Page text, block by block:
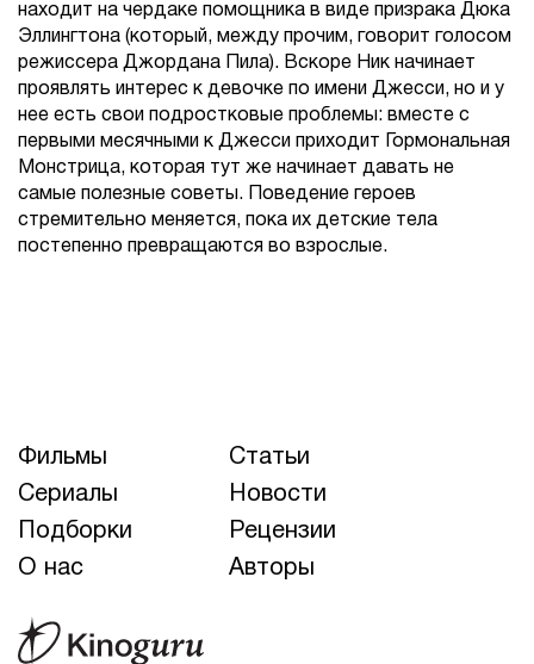
находит на чердаке помощника в виде призрака Дюка
Эллингтона (который, между прочим, говорит голосом
режиссера Джордана Пила). Вскоре Ник начинает
проявлять интерес к девочке по имени Джесси, но и у
нее есть свои подростковые проблемы: вместе с
первыми месячными к Джесси приходит Гормональная
Монстрица, которая тут же начинает давать не
самые полезные советы. Поведение героев
стремительно меняется, пока их детские тела
постепенно превращаются во взрослые.
Фильмы
Статьи
Сериалы
Новости
Подборки
Рецензии
О нас
Авторы